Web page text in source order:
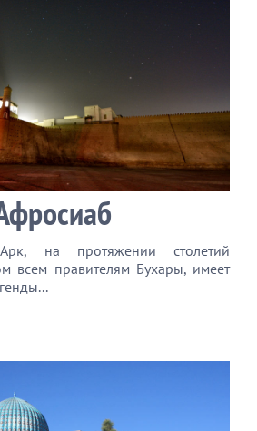
Арк, на протяжении столетий
всем правителям Бухары, имеет